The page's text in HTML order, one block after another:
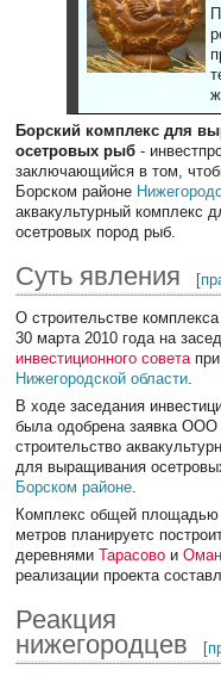
Борский комплекс для
осетровых рыб -
заключающийся в том,
Борском районе
аквакультурный комплекс
осетровых пород рыб.
Суть явления [
О строительстве
30 марта 2010 года на
инвестиционного совета при
Нижегородской области
В ходе заседания
была одобрена заявка
строительство
для выращивания
Борском районе.
Комплекс общей площадью
метров планируетс
деревнямиТарасово и
реализации проекта
Реакция
нижегородцев
[